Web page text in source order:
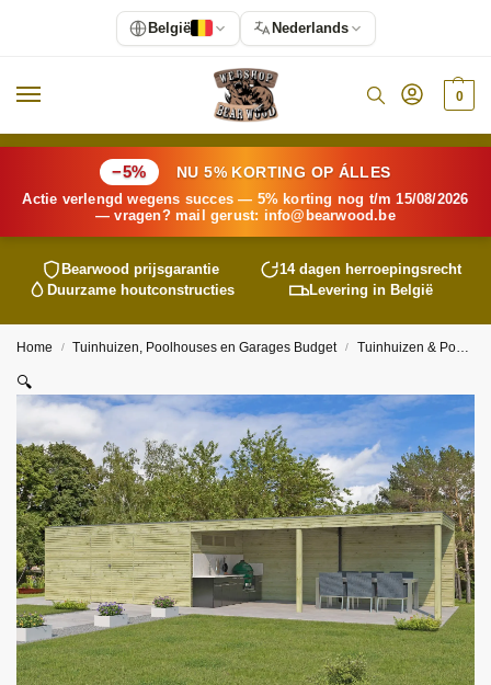
0
−5% NU 5% KORTING OP ÁLLES
Actie verlengd wegens succes — 5% korting nog t/m 15/08/2026
— vragen? mail gerust: info@ bearwood.be
Bearwood prijsgarantie
14 dagen herroepingsrecht
Duurzame houtconstructies
Levering in België
Home / Tuinhuizen, Poolhouses en Garages Budget / Tuinhuizen & Poolhouses
🔍
België Nederlands